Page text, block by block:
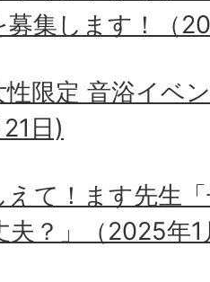
募集します！（
性限定 音浴イベ
日)
えて！ます先生
夫？」（2025年